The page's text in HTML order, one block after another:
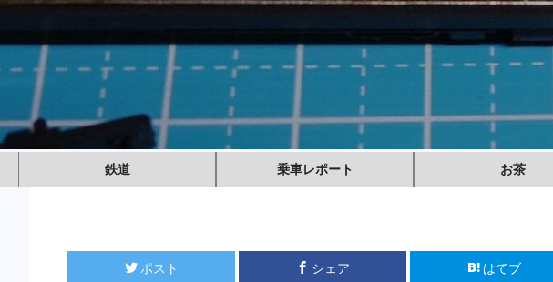
鉄道 乗車レポート お茶
ポスト シェア はてブ